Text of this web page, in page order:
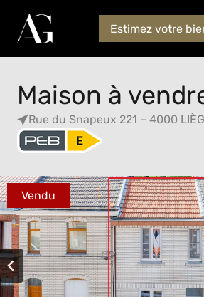
Estimez votre
Maison à
Rue du Snapeux 221 – 4000
Vendu